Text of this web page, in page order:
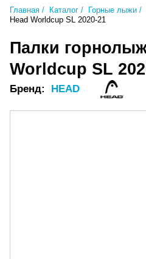
Главная Каталог Горные лыжи
Head Worldcup SL 2020-21
Палки
Worldcup SL
Бренд: HEAD